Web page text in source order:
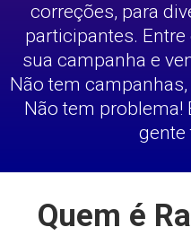
correções, para
participantes.
sua campanha e
Não tem
Não tem problema!
gente
Quem é